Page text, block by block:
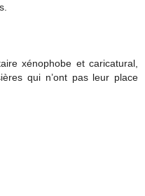
xénophobe et caricatural,
qui n’ont pas leur place